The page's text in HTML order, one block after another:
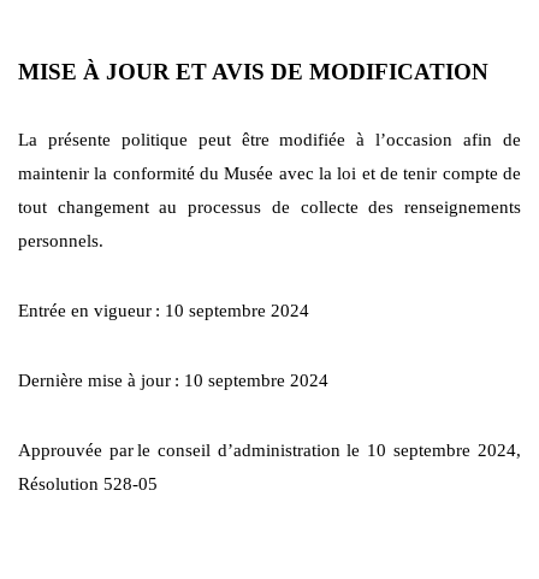
MISE À JOUR ET AVIS DE MODIFICATION
La présente politique peut être modifiée à l’occasion afin de
maintenir la conformité du Musée avec la loi et de tenir compte de
tout changement au processus de collecte des renseignements
personnels.
Entrée en vigueur : 10 septembre 2024
Dernière mise à jour : 10 septembre 2024
Approuvée parle conseil d’administration le 10 septembre 2024,
Résolution 528-05